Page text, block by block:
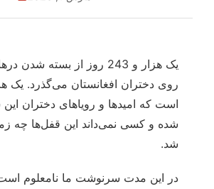
یک هزار و 243 روز از بسته
است که امیدها و رویاهای دختران
شده و کسی نمی‌داند این قفل‌ها چه
شد.
در این مدت سرنوشت ما نامعلوم است